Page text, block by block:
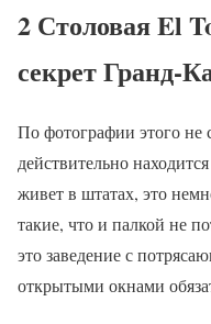
2 Столовая El
секрет Гранд-
По фотографии этого не
действительно
живет в штатах, это
такие, что и палкой не
это заведение с
открытыми окнами